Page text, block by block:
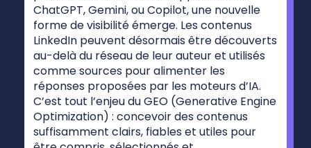
ChatGPT, Gemini, ou Copilot, une nouvelle
forme de visibilité émerge. Les contenus
LinkedIn peuvent désormais être découverts
au-delà du réseau de leur auteur et utilisés
comme sources pour alimenter les
réponses proposées par les moteurs d’IA.
C’est tout l’enjeu du GEO (Generative Engine
Optimization) : concevoir des contenus
suffisamment clairs, fiables et utiles pour